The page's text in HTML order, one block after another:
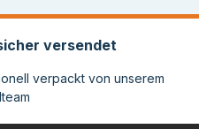
versendet
verpackt von unserem